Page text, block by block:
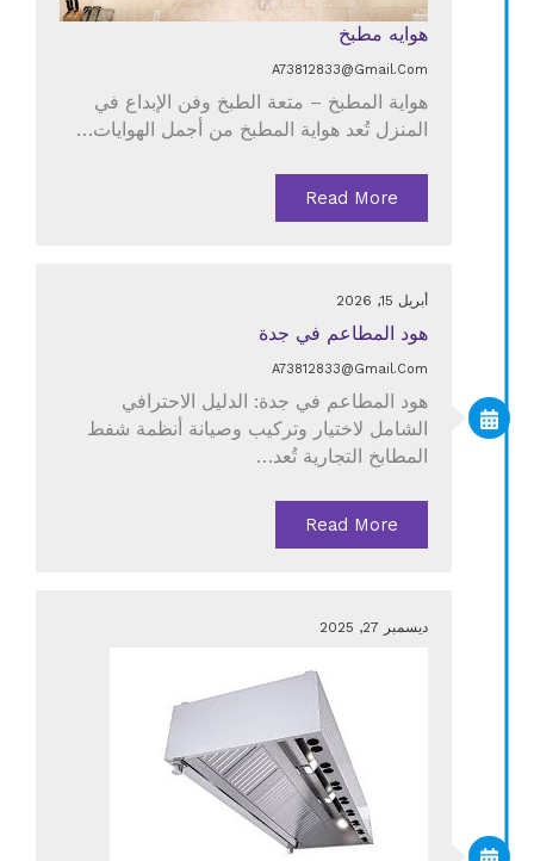
هوايه مطبخ
A73812833@gmail.com
هواية المطبخ – متعة الطبخ وفن الإبداع في
المنزل تُعد هواية المطبخ من أجمل الهوايات…
Read More
أبريل 15, 2026
هود المطاعم في جدة
A73812833@gmail.com
هود المطاعم في جدة: الدليل الاحترافي
الشامل لاختيار وتركيب وصيانة أنظمة شفط
المطابخ التجارية تُعد…
Read More
ديسمبر 27, 2025